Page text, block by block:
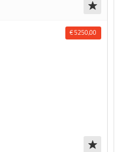
€ 5250,00